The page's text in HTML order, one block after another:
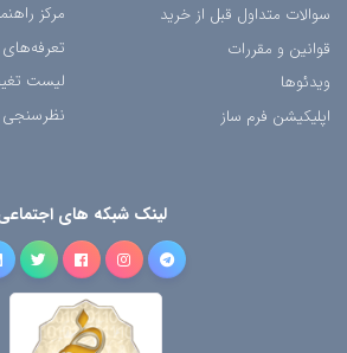
سوالات متداول قبل از خرید
قوانین و مقررات
ویدئوها
اپلیکیشن فرم ساز
مرکز
لیست
نظرسنجی
لینک شبکه های